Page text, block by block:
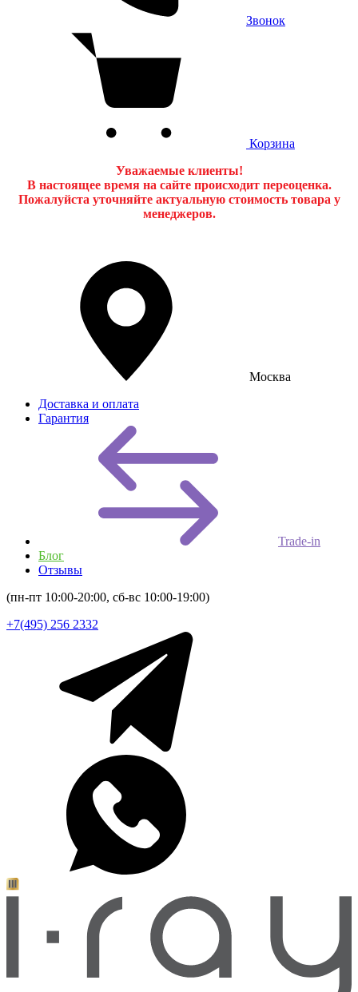
Звонок
Корзина
Уважаемые клиенты!
В настоящее время на сайте происходит переоценка.
Пожалуйста уточняйте актуальную стоимость товара у
менеджеров.
Москва
Доставка и оплата
Гарантия
Trade-in
Блог
Отзывы
(пн-пт 10:00-20:00, сб-вс 10:00-19:00)
+7(495) 256 2332